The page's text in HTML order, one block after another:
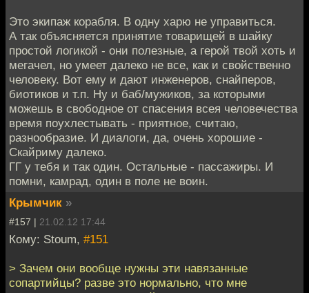
Это экипаж корабля. В одну харю не управиться.
А так объясняется принятие товарищей в шайку
простой логикой - они полезные, а герой твой хоть и
мегачел, но умеет далеко не все, как и свойственно
человеку. Вот ему и дают инженеров, снайперов,
биотиков и т.п. Ну и баб/мужиков, за которыми
можешь в свободное от спасения всея человечества
время поухлестывать - приятное, считаю,
разнообразие. И диалоги, да, очень хорошие -
Скайриму далеко.
ГГ у тебя и так один. Остальные - пассажиры. И
помни, камрад, один в поле не воин.
Крымчик »
#157 | 21.02.12 17:44
Кому: Stoum, #151
> Зачем они вообще нужны эти навязанные
сопартийцы? разве это нормально, что мне